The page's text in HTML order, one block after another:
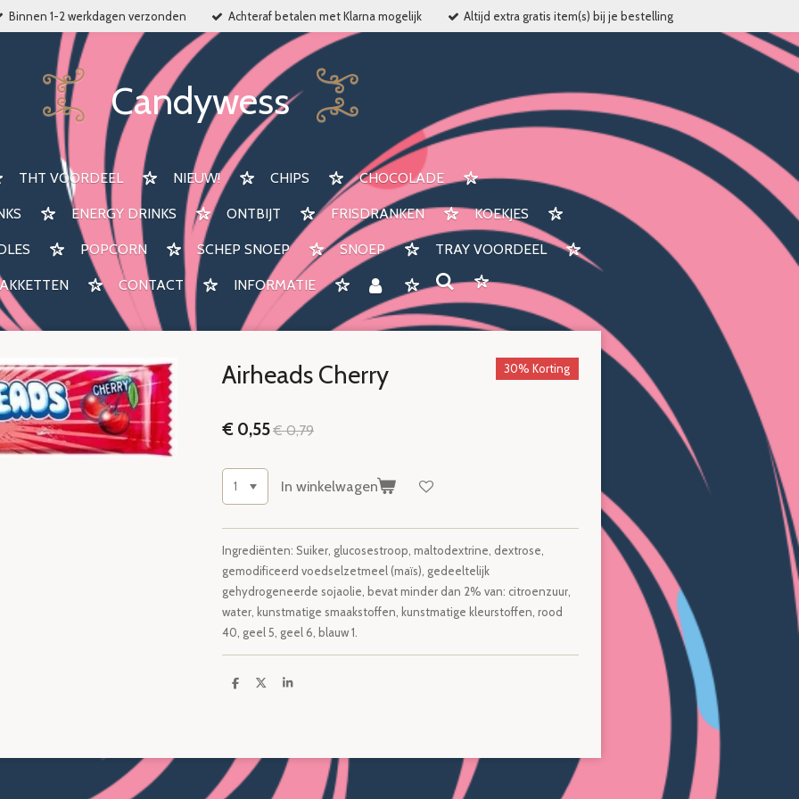
Binnen 1-2 werkdagen verzonden Achteraf betalen met Klarna mogelijk Altijd extra gratis item(s) bij je bestelling
Candywess
THT VOORDEEL NIEUW! CHIPS CHOCOLADE
ENERGY DRINKS ONTBIJT FRISDRANKEN KOEKJES
POPCORN SCHEP SNOEP SNOEP TRAY VOORDEEL
CONTACT INFORMATIE
Airheads Cherry 30% Korting
€ 0,55€ 0,79
In winkelwagen
Ingrediënten: Suiker, glucosestroop, maltodextrine, dextrose,
gemodificeerd voedselzetmeel (maïs), gedeeltelijk
gehydrogeneerde sojaolie, bevat minder dan 2% van: citroenzuur,
water, kunstmatige smaakstoffen, kunstmatige kleurstoffen, rood
40, geel 5, geel 6, blauw 1.
D
D
S